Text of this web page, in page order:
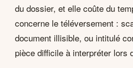
du dossier, et elle coûte du
concerne le téléversement :
document illisible, ou intitulé
pièce difficile à interpréter lors